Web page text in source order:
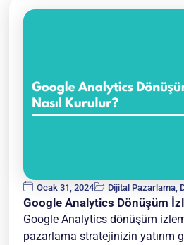
Ocak 31, 2024 Dijital Pazarlama
Google Analytics Dönüşüm
Google Analytics dönüşüm
pazarlama stratejinizin yatırım